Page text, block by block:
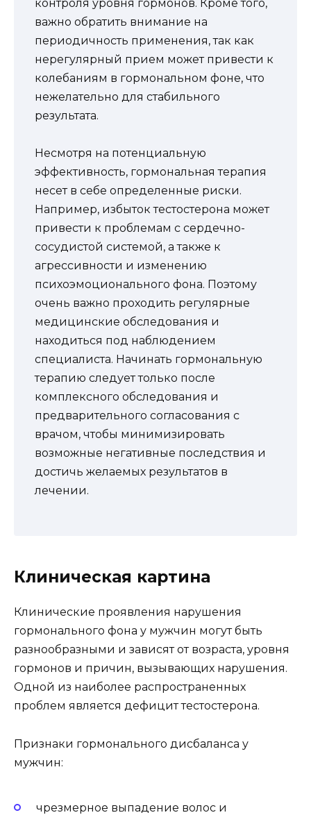
контроля уровня гормонов. Кроме того,
важно обратить внимание на
периодичность применения, так как
нерегулярный прием может привести к
колебаниям в гормональном фоне, что
нежелательно для стабильного
результата.
Несмотря на потенциальную
эффективность, гормональная терапия
несет в себе определенные риски.
Например, избыток тестостерона может
привести к проблемам с сердечно-
сосудистой системой, а также к
агрессивности и изменению
психоэмоционального фона. Поэтому
очень важно проходить регулярные
медицинские обследования и
находиться под наблюдением
специалиста. Начинать гормональную
терапию следует только после
комплексного обследования и
предварительного согласования с
врачом, чтобы минимизировать
возможные негативные последствия и
достичь желаемых результатов в
лечении.
Клиническая картина
Клинические проявления нарушения
гормонального фона у мужчин могут быть
разнообразными и зависят от возраста, уровня
гормонов и причин, вызывающих нарушения.
Одной из наиболее распространенных
проблем является дефицит тестостерона.
Признаки гормонального дисбаланса у
мужчин:
чрезмерное выпадение волос и